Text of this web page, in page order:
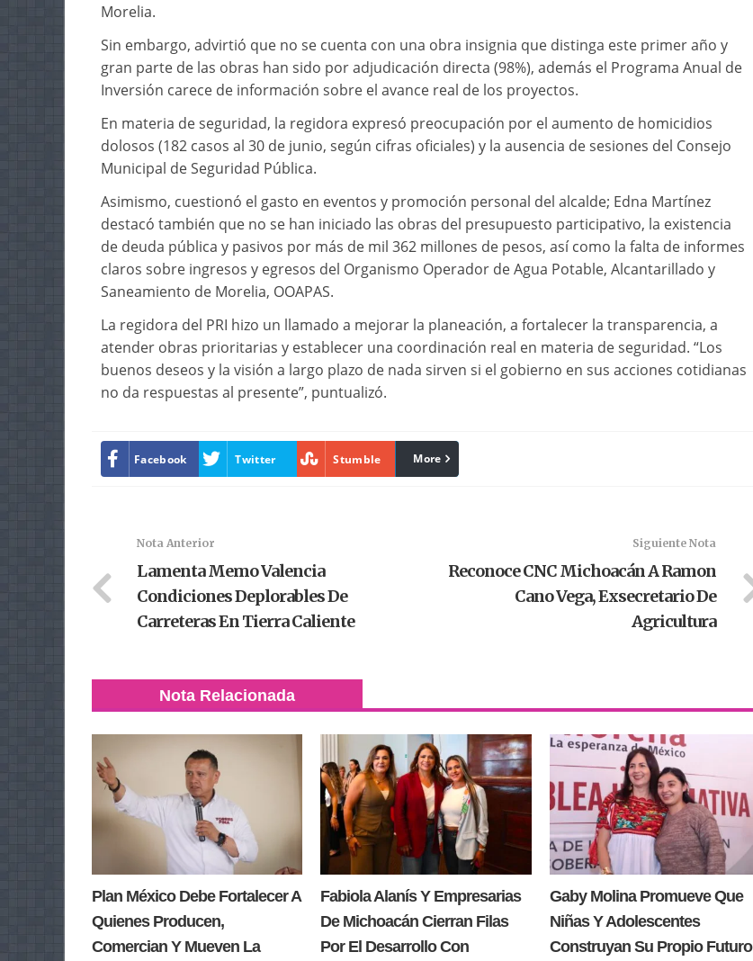
Morelia.
Sin embargo, advirtió que no se cuenta con una obra insignia que distinga este primer año y
gran parte de las obras han sido por adjudicación directa (98%), además el Programa Anual de
Inversión carece de información sobre el avance real de los proyectos.
En materia de seguridad, la regidora expresó preocupación por el aumento de homicidios
dolosos (182 casos al 30 de junio, según cifras oficiales) y la ausencia de sesiones del Consejo
Municipal de Seguridad Pública.
Asimismo, cuestionó el gasto en eventos y promoción personal del alcalde; Edna Martínez
destacó también que no se han iniciado las obras del presupuesto participativo, la existencia
de deuda pública y pasivos por más de mil 362 millones de pesos, así como la falta de informes
claros sobre ingresos y egresos del Organismo Operador de Agua Potable, Alcantarillado y
Saneamiento de Morelia, OOAPAS.
La regidora del PRI hizo un llamado a mejorar la planeación, a fortalecer la transparencia, a
atender obras prioritarias y establecer una coordinación real en materia de seguridad. “Los
buenos deseos y la visión a largo plazo de nada sirven si el gobierno en sus acciones cotidianas
no da respuestas al presente”, puntualizó.
Facebook Twitter Stumble linkedin
More
Nota Anterior
Lamenta Memo Valencia
Condiciones Deplorables De
Carreteras En Tierra Caliente
Siguiente Nota
Reconoce CNC Michoacán A Ramon
Cano Vega, Exsecretario De
Agricultura
Nota Relacionada
Plan México Debe Fortalecer A
Quienes Producen,
Comercian Y Mueven La
Fabiola Alanís Y Empresarias
De Michoacán Cierran Filas
Por El Desarrollo Con
Gaby Molina Promueve Que
Niñas Y Adolescentes
Construyan Su Propio Futuro